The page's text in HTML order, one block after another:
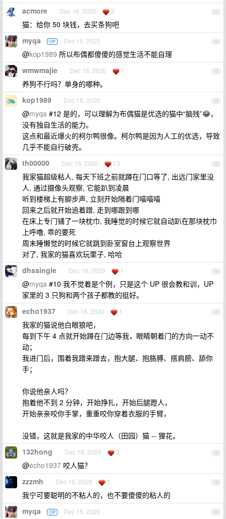
11
acmore Dec 16, 2020 3
猫：给你 50 块钱，去买条狗吧
12
myqa OP Dec 16, 2020
@kop1989 所以布偶都傻傻的感觉生活不能自理
13
wmwmajie Dec 16, 2020 1
养狗不行吗？单身的哪种。
14
kop1989 Dec 16, 2020
@myqa #12 是的，可以理解为布偶猫是优选的猫中“脑残”😂，
没有独自生活的能力。
这点和最近爆火的柯尔鸭很像。柯尔鸭是因为人工的优选，导致
几乎不能自行破壳。
15
th00000 Dec 16, 2020 13
我家猫超级粘人, 每天下班之前就蹲在门口等了, 出远门家里没
人, 通过摄像头观察, 它能趴到凌晨
听到楼梯上有脚步声, 立刻开始隔着门喵喵喵
回来之后就开始追着蹭, 走到哪跟到哪
在床上专门铺了一块枕巾, 我睡觉的时候它就自动趴在那块枕巾
上呼噜, 乖的要死
周末睡懒觉的时候它就跳到卧室窗台上观察世界
对了, 我家的猫喜欢玩栗子, 哈哈
16
dhssingle Dec 16, 2020 1
@myqa #10 我不觉着是个例，只是这个 UP 很会教和训，UP
家里的 3 只狗和两个孩子都教的挺好。
17
echo1937 Dec 16, 2020 1
我家的猫说他白眼狼吧，
每到下午 4 点就开始蹲在门边等我，眼睛朝着门的方向一动不
动；
我进门后，围着我蹭来蹭去，抱大腿、抱胳膊、搭肩膀、舔你
手；
你说他亲人吗？
抱着他不到 2 分钟，开始挣扎，开始后腿蹬人，
开始亲亲咬你手掌，重重咬你穿着衣服的手臂，
没错，这就是我家的中华咬人（田园）猫 -- 狸花。
18
132hong Dec 16, 2020 3
@echo1937 咬人猫？
19
zzzmh Dec 16, 2020 1
我宁可要聪明的不粘人的，也不要傻傻的粘人的
20
myqa OP Dec 16, 2020